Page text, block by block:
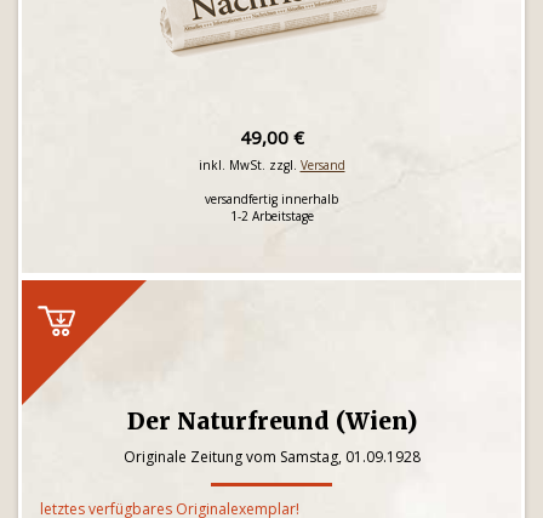
49,00 €
inkl. MwSt. zzgl. Versand
versandfertig innerhalb
1-2 Arbeitstage
Der Naturfreund (Wien)
Originale Zeitung vom Samstag, 01.09.1928
letztes verfügbares Originalexemplar!